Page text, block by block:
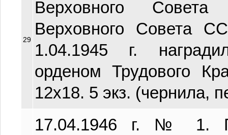
29
Верховного
Верховного Совета
1.04.1945 г.
орденом Трудового
12х18. 5 экз. (чернила,
17.04.1946 г. № 1.